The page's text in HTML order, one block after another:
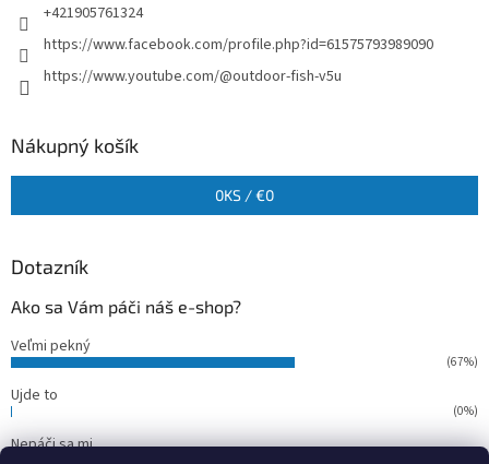
+421905761324
https://www.facebook.com/profile.php?id=61575793989090
https://www.youtube.com/@outdoor-fish-v5u
Nákupný košík
0KS /€0
Dotazník
Ako sa Vám páči náš e-shop?
Veľmi pekný
(67%)
Ujde to
(0%)
Nepáči sa mi